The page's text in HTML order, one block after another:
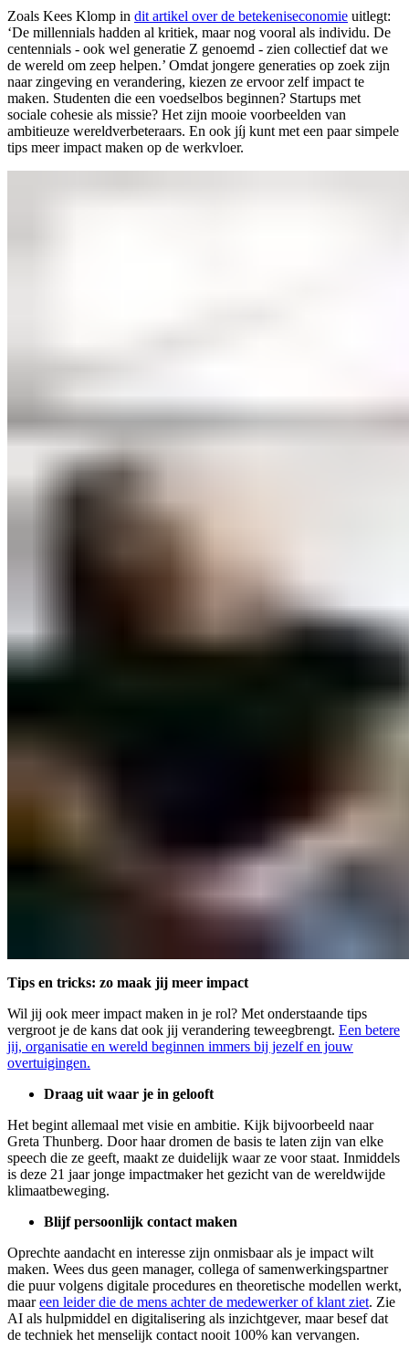
Zoals Kees Klomp in dit artikel over de betekeniseconomie uitlegt:
‘De millennials hadden al kritiek, maar nog vooral als individu. De
centennials - ook wel generatie Z genoemd - zien collectief dat we
de wereld om zeep helpen.’ Omdat jongere generaties op zoek zijn
naar zingeving en verandering, kiezen ze ervoor zelf impact te
maken. Studenten die een voedselbos beginnen? Startups met
sociale cohesie als missie? Het zijn mooie voorbeelden van
ambitieuze wereldverbeteraars. En ook jíj kunt met een paar simpele
tips meer impact maken op de werkvloer.
Tips en tricks: zo maak jij meer impact
Wil jij ook meer impact maken in je rol? Met onderstaande tips
vergroot je de kans dat ook jij verandering teweegbrengt. Een betere
jij, organisatie en wereld beginnen immers bij jezelf en jouw
overtuigingen.
Draag uit waar je in gelooft
Het begint allemaal met visie en ambitie. Kijk bijvoorbeeld naar
Greta Thunberg. Door haar dromen de basis te laten zijn van elke
speech die ze geeft, maakt ze duidelijk waar ze voor staat. Inmiddels
is deze 21 jaar jonge impactmaker het gezicht van de wereldwijde
klimaatbeweging.
Blijf persoonlijk contact maken
Oprechte aandacht en interesse zijn onmisbaar als je impact wilt
maken. Wees dus geen manager, collega of samenwerkingspartner
die puur volgens digitale procedures en theoretische modellen werkt,
maareen leider die de mens achter de medewerker of klant ziet. Zie
AI als hulpmiddel en digitalisering als inzichtgever, maar besef dat
de techniek het menselijk contact nooit 100% kan vervangen.